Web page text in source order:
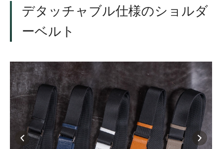
デタッチャブル仕様のショルダ
ーベルト